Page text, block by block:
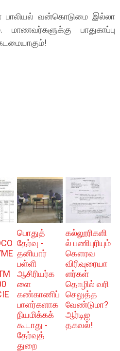
பாலியல் வன்கொடுமை இல்லா
பாதுகாப்பு
பொதுத்
தேர்வு -
தனியார்
பள்ளி
ஆசிரியர்க
ளை
கண்காணிப்
பாளர்களாக
நியமிக்கக்
கூடாது -
தேர்வுத்
துறை
கல்லூரிகளி
ல் பணிபுரியும்
கௌரவ
விரிவுரையா
ளர்கள்
தொழில் வரி
செலுத்த
வேண்டுமா?
ஆர்டிஐ
தகவல்!